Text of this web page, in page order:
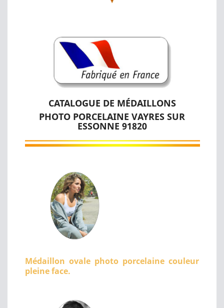
CATALOGUE DE MÉDAILLONS
PHOTO PORCELAINE VAYRES SUR
ESSONNE 91820
Médaillon ovale photo porcelaine couleur
pleine face.